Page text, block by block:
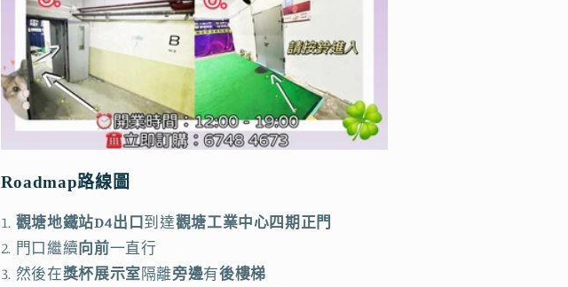
Roadmap路線圖
1. 觀塘地鐵站D4出口 到達觀塘工業中心四期正門
2. 門口繼續向前一直行
3. 然後在獎杯展示室 隔離旁邊有後樓梯